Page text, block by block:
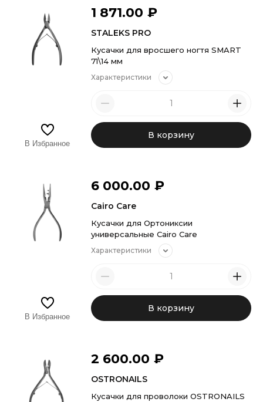
1 871.00 ₽
STALEKS PRO
Кусачки для вросшего ногтя SMART
71\14 мм
Характеристики
В корзину
В Избранное
6 000.00 ₽
Cairo Care
Кусачки для Ортониксии
универсальные Cairo Care
Характеристики
В корзину
В Избранное
2 600.00 ₽
OSTRONAILS
Кусачки для проволоки OSTRONAILS